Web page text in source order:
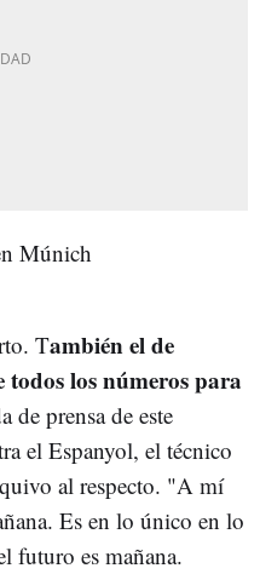
También el de
los números para
de prensa de este
el Espanyol, el técnico
al respecto. "A mí
Es en lo único en lo
futuro es mañana.